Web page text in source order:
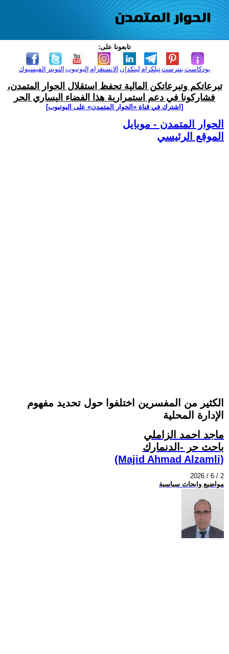
تابعونا على:
الفيسبوك التويتر اليوتيوب الانستغرام لينكدإن تيلكرامبنترست بودكاست
تبرعاتكم وتبرعاتكن المالية تحفظ استقلال الحوار المتمدن،
فشاركونا في دعم استمرارية هذا الفضاء اليساري الحر
[اشترك في قناة ‫«الحوار المتمدن» على اليوتيوب]
الحوار المتمدن - موبايل
الموقع الرئيسي
الكثير من المفسرين اختلفوا حول تحديد مفهوم
الإدارة المحلية
ماجد احمد الزاملي
باحث حر -الدنمارك
(Majid Ahmad Alzamli)
2026 / 6 / 2
مواضيع وابحاث سياسية